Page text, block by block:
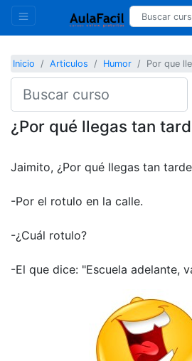
Inicio Articulos Humor Por que
¿Por qué llegas tan
Jaimito, ¿Por qué llegas tan
-Por el rotulo en la calle.
-¿Cuál rotulo?
-El que dice: "Escuela adelante,